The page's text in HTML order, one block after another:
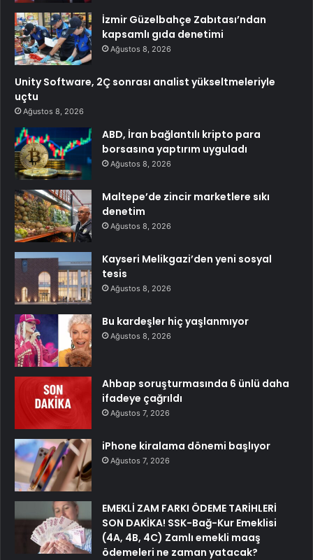
İzmir Güzelbahçe Zabıtası’ndan
kapsamlı gıda denetimi
Ağustos 8, 2026
Unity Software, 2Ç sonrası analist yükseltmeleriyle
uçtu
Ağustos 8, 2026
ABD, İran bağlantılı kripto para
borsasına yaptırım uyguladı
Ağustos 8, 2026
Maltepe’de zincir marketlere sıkı
denetim
Ağustos 8, 2026
Kayseri Melikgazi’den yeni sosyal
tesis
Ağustos 8, 2026
Bu kardeşler hiç yaşlanmıyor
Ağustos 8, 2026
Ahbap soruşturmasında 6 ünlü daha
ifadeye çağrıldı
Ağustos 7, 2026
iPhone kiralama dönemi başlıyor
Ağustos 7, 2026
EMEKLİ ZAM FARKI ÖDEME TARİHLERİ
SON DAKİKA! SSK-Bağ-Kur Emeklisi
(4A, 4B, 4C) Zamlı emekli maaş
ödemeleri ne zaman yatacak?